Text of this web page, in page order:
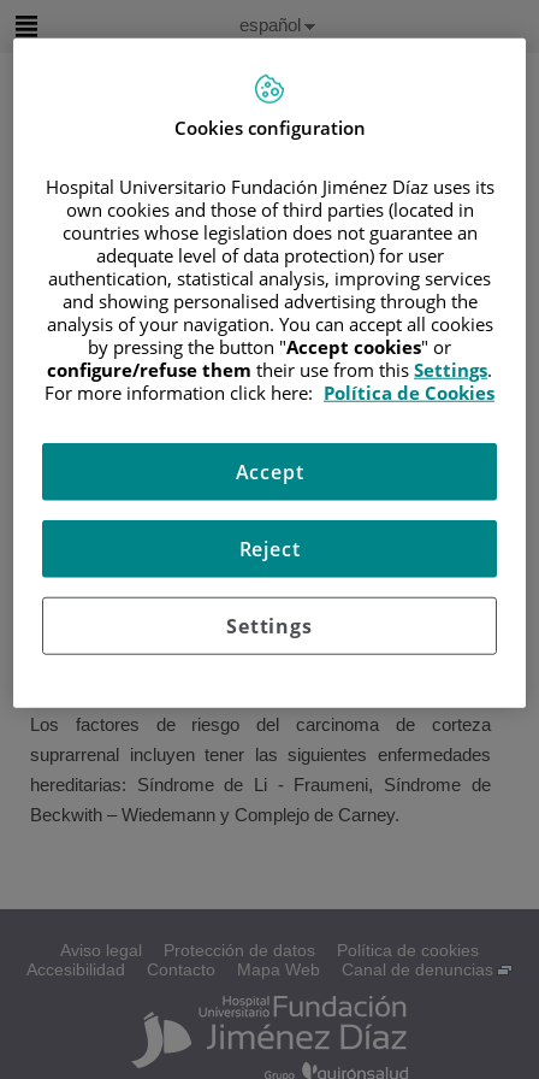
Selector
de
idioma
Idioma
Español
Inicio/ÁREA DEL PACIENTE
/SOBRE EL CÁNCER
/INFORMACIÓN Y SOPORTE AL PACIENTE
/TIPOS DE CÁNCER
/ÁREA DE CÁNCER ENDOCRINO
CAUSAS Y FACTORES DE RIESGO
Causas y factores de riesgo
Las causas del carcinoma en la corteza suprarrenal se
desconocen pero existen factores de aumentan la
posibilidad de desarrollarlo. Tener un factor de riesgo no
Los factores de riesgo del carcinoma de corteza
suprarrenal incluyen tener las siguientes enfermedades
hereditarias: Síndrome de Li - Fraumeni, Síndrome de
Beckwith – Wiedemann y Complejo de Carney.
Aviso legal Protección de datos
Política de cookies
Accesibilidad
Contacto Mapa Web Canal de denuncias
Cookies configuration
Hospital Universitario Fundación Jiménez Díaz uses its
own cookies and those of third parties (located in
countries whose legislation does not guarantee an
adequate level of data protection) for user
authentication, statistical analysis, improving services
and showing personalised advertising through the
analysis of your navigation. You can accept all cookies
by pressing the button "Accept cookies" or
configure/refuse them their use from this Settings.
For more information click here: Política de Cookies
Settings
Reject
Accept